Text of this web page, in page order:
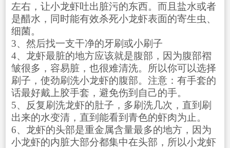
左右，让小龙虾吐出脏污的东西。而且盐水或者
是醋水，同时能有效杀死小龙虾表面的寄生虫、
细菌。
3、然后找一支干净的牙刷或小刷子
4、龙虾最脏的地方应该就是腹部，因为腹部褶
皱很多，容易脏，也很难清洗。所以你可以选择
刷子，使劲刷洗小龙虾的腹部。注意：有手套的
话最好戴上胶手套，避免伤到自己的手。
5、反复刷洗龙虾的肚子，多刷洗几次，直到刷
出来的水变清，直到能看到青色的虾肉为止。
6、龙虾的头部是重金属含量最多的地方，因为
小龙虾的内脏大部分都集中在头部，所以小龙虾